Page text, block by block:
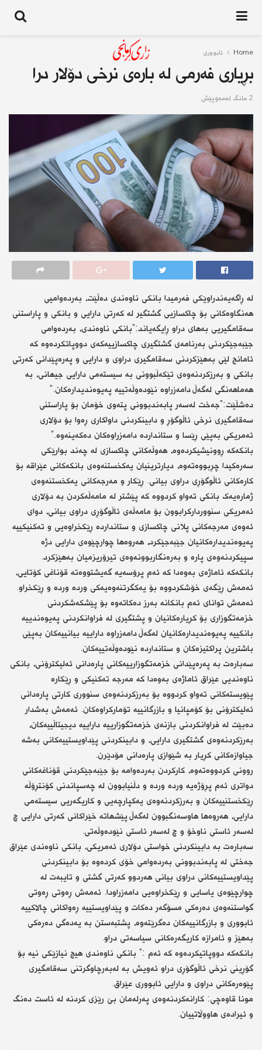
Home ئابوورى
بڕیاری فەرمی لە بارەی نرخی دۆلار درا
2 مانگ له‌مه‌وپێش
لە ڕاگەیەندراوێکی فەرمیدا بانکی ناوەندی دەڵێت، بەردەوامیی
هەنگاوەکانی بۆ چاکسازیی گشتگیر لە کەرتی دارایی و بانکی و پاراستنی
سەقامگیریی بەهای دراو ڕایگەیاند:”بانکی ناوەندی، بەردەوامی
جێبەجێکردنی بەرنامەی گشتگیری چاکسازییەکەی دووپاتکردەوە کە
ئامانج لێی بەهێزکردنی سەقامگیری دراوی و دارایی و پەرەپێدانی کەرتی
بانکی و بەرزکردنەوەی تێکەڵبوونی بە سیستەمی دارایی جیهانی، بە
هەماهەنگی لەگەڵ دامەزراوە نێودەوڵەتییە پەیوەندیدارەکان.”
دەشڵێت:”جەخت لەسەر پابەندبوونی پتەوی خۆمان بۆ پاراستنی
سەقامگیری نرخی ئاڵوگۆڕ و دابینکردنی داواکاری ڕەوا بۆ دۆلاری
ئەمریکی بەپێی ڕێسا و ستانداردە دامەزراوەکان دەكەینەوە.”
بانکەکە ڕوونیشیکردەوە، هەوڵەکانی چاکسازی لە چەند بوارێکی
سەرەکیدا چڕبووەتەوە، دیارترینیان یەکخستنەوەی بانکەکانی عێراقە بۆ
کارەکانی ئاڵوگۆڕی دراوی بیانی. ڕێکار و مەرجەکانی یەکخستنەوەی
ژمارەیەک بانکی تەواو کردووە کە پێشتر لە مامەڵەکردن بە دۆلاری
ئەمریکی سنووردارکرابوون بۆ مامەڵەی ئاڵوگۆڕی دراوی بیانی، دوای
ئەوەی مەرجەکانی پلانی چاکسازی و ستانداردە ڕێکخراوەیی و تەکنیکییە
پەیوەندیدارەکانیان جێبەجێکرد، هەروەها چوارچێوەی دارایی دژە
سپیکردنەوەی پارە و بەرەنگاربوونەوەی تیرۆریزمیان بەهێزکرد.
بانکەکە ئاماژەی بەوەدا کە ئەم پرۆسەیە گەیشتووەتە قۆناغی کۆتایی،
ئەمەش ڕێگەی خۆشکردووە بۆ یەکگرتنەوەیەکی وردە وردە و ڕێکخراو.
ئەمەش توانای ئەم بانکانە بەرز دەکاتەوە بۆ پێشکەشکردنی
خزمەتگوزاری بۆ کڕیارەکانیان و پشتگیری لە فراوانکردنی پەیوەندییە
بانکییە پەیوەندیدارەکانیان لەگەڵ دامەزراوە داراییە بیانییەکان بەپێی
باشترین پراکتیزەکان و ستانداردە نێودەوڵەتییەکان.
سەبارەت بە پەرەپێدانی خزمەتگوزارییەکانی پارەدانی ئەلیکترۆنی، بانکی
ناوەندیی عێراق ئاماژەی بەوەدا کە مەرجە تەکنیکی و ڕێکارە
پێویستەکانی تەواو کردووە بۆ بەرزکردنەوەی سنووری کارتی پارەدانی
ئەلیکترۆنی بۆ کۆمپانیا و بازرگانییە تۆمارکراوەکان. ئەمەش بەشدار
دەبێت لە فراوانکردنی بازنەی خزمەتگوزارییە داراییە دیجیتاڵییەکان،
بەرزکردنەوەی گشتگیری دارایی، و دابینکردنی پێداویستییەکانی بەشە
جیاوازەکانی کڕیار بە شێوازی پارەدانی مۆدێرن.
روونی كردووەتەوە، کارکردن بەردەوامە بۆ جێبەجێکردنی قۆناغەکانی
دواتری ئەم پڕۆژەیە وردە وردە و دڵنیابوون لە چەسپاندنی کۆنتڕۆڵە
ڕێکخستنییەکان و بەرزکردنەوەی یەکپارچەیی و کاریگەریی سیستەمی
دارایی، هەروەها هاوسەنگبوون لەگەڵ پێشهاتە خێراکانی کەرتی دارایی چ
لەسەر ئاستی ناوخۆ و چ لەسەر ئاستی نێودەوڵەتی.
سەبارەت بە دابینکردنی خواستی دۆلاری ئەمریکی، بانکی ناوەندی عێراق
جەختی لە پابەندبوونی بەردەوامی خۆی کردەوە بۆ دابینکردنی
پێداویستییەکانی دراوی بیانی هەردوو کەرتی گشتی و تایبەت لە
چوارچێوەی یاسایی و ڕێکخراوەیی دامەزراودا. ئەمەش ڕەوتی ڕەوتی
گواستنەوەی دەرەکی مسۆگەر دەکات و پێداویستییە ڕەواکانی چالاکییە
ئابووری و بازرگانییەکان دەگرێتەوە، پشتبەستن بە یەدەگی دەرەکی
بەهێز و ئامرازە کاریگەرەکانی سیاسەتی دراو.
بانکەکە دووپاتیکردەوە کە ئەم :” بانكی ناوەندی هیچ نیازێکی نیە بۆ
گۆڕینی نرخی ئاڵوگۆڕی دراو ئەویش بە لەبەرچاوگرتنی سەقامگیری
پێوەرەکانی دراوی و دارایی ئابووری عێراق.
مونا قاوەچی: كارانەكردنەوەی پەرلەمان بێ رێزی كردنە لە ئاست دەنگ
و ئیرادەی هاووڵاتییان.